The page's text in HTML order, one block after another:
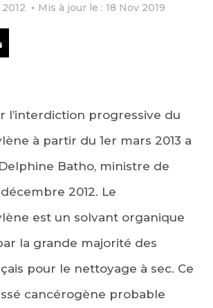
Mis à jour le : 18 Nov 2019
SUR FACEBOOK
SUR LINKEDIN
IMPRIMER
l’interdiction progressive du
à partir du 1er mars 2013 a
Batho, ministre de
décembre 2012. Le
est un solvant organique
la grande majorité des
pour le nettoyage à sec. Ce
cancérogène probable